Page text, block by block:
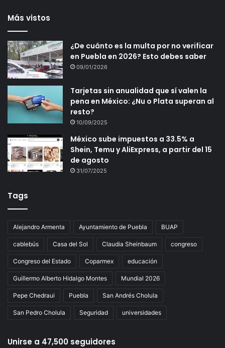
Más vistos
¿De cuánto es la multa por no verificar
en Puebla en 2026? Esto debes saber
09/01/2026
Tarjetas sin anualidad que sí valen la
pena en México: ¿Nu o Plata superan al
resto?
10/09/2025
México sube impuestos a 33.5% a
Shein, Temu y AliExpress, a partir del 15
de agosto
31/07/2025
Tags
Alejandro Armenta Ayuntamiento de Puebla BUAP
cablebús Casa del Sol Claudia Sheinbaum congreso
Congreso del Estado Coparmex educación
Guillermo Alberto Hidalgo Montes Mundial 2026
Pepe Chedraui Puebla San Andrés Cholula
San Pedro Cholula Seguridad universidades
Unirse a 47,500 seguidores